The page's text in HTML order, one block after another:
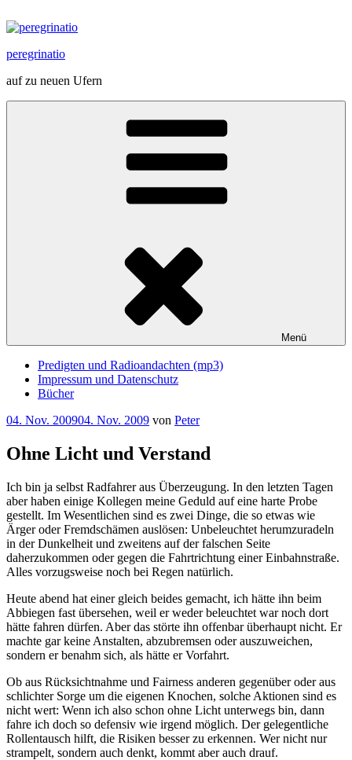
Inhalt
peregrinatio
auf zu neuen Ufern
Menü
Predigten und Radioandachten (mp3)
Impressum und Datenschutz
Bücher
Veröffentlicht
04. Nov. 200904. Nov. 2009 von Peter
Ohne Licht und Verstand
Ich bin ja selbst Radfahrer aus Überzeugung. In den letzten Tagen
aber haben einige Kollegen meine Geduld auf eine harte Probe
gestellt. Im Wesentlichen sind es zwei Dinge, die so etwas wie
Ärger oder Fremdschämen auslösen: Unbeleuchtet herumzuradeln
in der Dunkelheit und zweitens auf der falschen Seite
daherzukommen oder gegen die Fahrtrichtung einer Einbahnstraße.
Alles vorzugsweise noch bei Regen natürlich.
Heute abend hat einer gleich beides gemacht, ich hätte ihn beim
Abbiegen fast übersehen, weil er weder beleuchtet war noch dort
hätte fahren dürfen. Aber das störte ihn offenbar überhaupt nicht. Er
machte gar keine Anstalten, abzubremsen oder auszuweichen,
sondern er benahm sich, als hätte er Vorfahrt.
Ob aus Rücksichtnahme und Fairness anderen gegenüber oder aus
schlichter Sorge um die eigenen Knochen, solche Aktionen sind es
nicht wert: Wenn ich also schon ohne Licht unterwegs bin, dann
fahre ich doch so defensiv wie irgend möglich. Der gelegentliche
Rollentausch hilft, die Risiken besser zu erkennen. Wer nicht nur
strampelt, sondern auch denkt, kommt aber auch drauf.